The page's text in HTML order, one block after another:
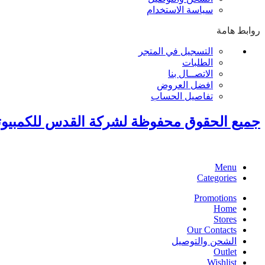
سياسة الاستخدام
روابط هامة
التسجيل في المتجر
الطلبات
الاتصــال بنا
افضل العروض
تفاصيل الحساب
جميع الحقوق محفوظة لشركة القدس
Menu
Categories
Promotions
Home
Stores
Our Contacts
الشحن والتوصيل
Outlet
Wishlist